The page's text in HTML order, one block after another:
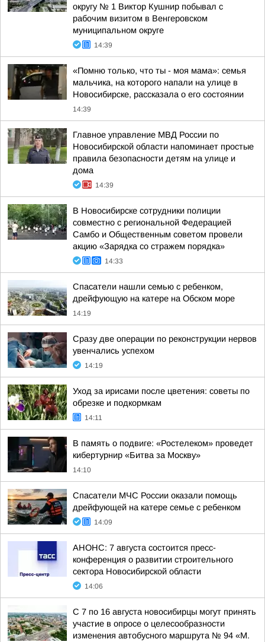
округу № 1 Виктор Кушнир побывал с
рабочим визитом в Венгеровском
муниципальном округе
14:39
«Помню только, что ты - моя мама»: семья
мальчика, на которого напали на улице в
Новосибирске, рассказала о его состоянии
14:39
Главное управление МВД России по
Новосибирской области напоминает простые
правила безопасности детям на улице и
дома
14:39
В Новосибирске сотрудники полиции
совместно с региональной Федерацией
Самбо и Общественным советом провели
акцию «Зарядка со стражем порядка»
14:33
Спасатели нашли семью с ребенком,
дрейфующую на катере на Обском море
14:19
Сразу две операции по реконструкции нервов
увенчались успехом
14:19
Уход за ирисами после цветения: советы по
обрезке и подкормкам
14:11
В память о подвиге: «Ростелеком» проведет
кибертурнир «Битва за Москву»
14:10
Спасатели МЧС России оказали помощь
дрейфующей на катере семье с ребенком
14:09
АНОНС: 7 августа состоится пресс-
конференция о развитии строительного
сектора Новосибирской области
14:06
С 7 по 16 августа новосибирцы могут принять
участие в опросе о целесообразности
изменения автобусного маршрута № 94 «М.